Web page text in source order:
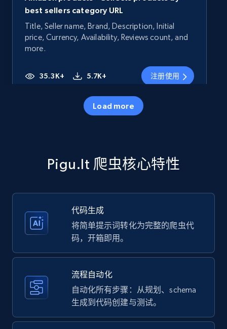
best sellers category URL
Title, Seller name, Brand, Description, Initial
price, Currency, Availability, Reviews count, and
more.
35.3K+ 5.7K+ 注册使用
price, Currency, Availability, Reviews count, and
Amazon products - Collects products by
Title, Seller name, Brand, Description, Initial
price, Currency, Availability, Reviews count, and
Load more
Pigu.lt 爬虫核心特性
代码生成
将简单提示词转化为完整的爬虫代
码，开箱即用。
流程自动化
自动化所有步骤：从规划、schema
生成到代码创建与测试。